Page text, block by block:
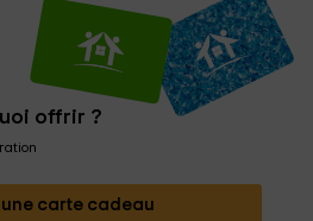
offrir ?
carte cadeau